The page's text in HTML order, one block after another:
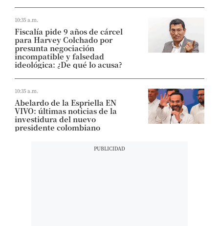
10:35 a.m.
Fiscalía pide 9 años de cárcel
para Harvey Colchado por
presunta negociación
incompatible y falsedad
ideológica: ¿De qué lo acusa?
10:35 a.m.
Abelardo de la Espriella EN
VIVO: últimas noticias de la
investidura del nuevo
presidente colombiano